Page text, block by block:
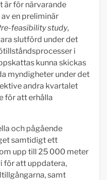
är för närvarande
en preliminär
feasibility study,
slutförd under det
i
kunna skickas
myndigheter under det
andra kvartalet
för att erhålla
och pågående
samtidigt ett
upp till 25 000 meter
för att uppdatera,
samt